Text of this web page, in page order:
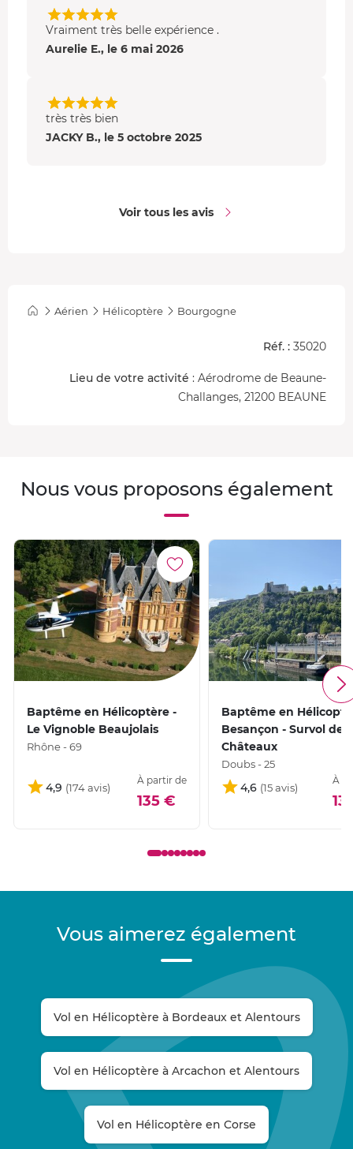
Vougeot. Enfin, vous survolez les
Chambertin.
Montrachet,Puligny-Montrachet, Meursault, Volnay,
Pommard, Beaune, Nuits-St-Georges, Vosne-Romanée,
Vougeot et Gevrey-Chambertin, votre vol vous emmène
Vraiment très belle expérience .
Aurelie E., le 6 mai 2026
très très bien
JACKY B., le 5 octobre 2025
Voir tous les avis
Aérien Hélicoptère Bourgogne
Réf. : 35020
Lieu de votre activité : Aérodrome de Beaune-
Challanges, 21200 BEAUNE
Nous vous proposons également
Baptême en Hélicoptère -
Le Vignoble Beaujolais
Rhône - 69
4,9
À partir de
135 €
Baptême en
Besançon - Survol des
Châteaux
Doubs - 25
4,6
À
Vous aimerez également
Vol en Hélicoptère à Bordeaux et Alentours
Vol en Hélicoptère à Arcachon et Alentours
Vol en Hélicoptère en Corse